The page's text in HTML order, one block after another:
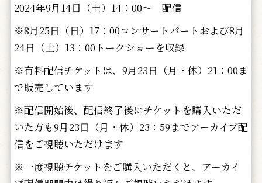
2024年9月14日（土）14：00～ 配信
※8月25日（日）17：00コンサートパートおよび8月
24日（土）13：00トークショーを収録
※有料配信チケットは、9月23日（月・休）21：00ま
で販売しています
※配信開始後、配信終了後にチケットを購入いただ
いた方も9月23日（月・休）23：59までアーカイブ配
信をご視聴いただけます
※一度視聴チケットをご購入いただくと、アーカイ